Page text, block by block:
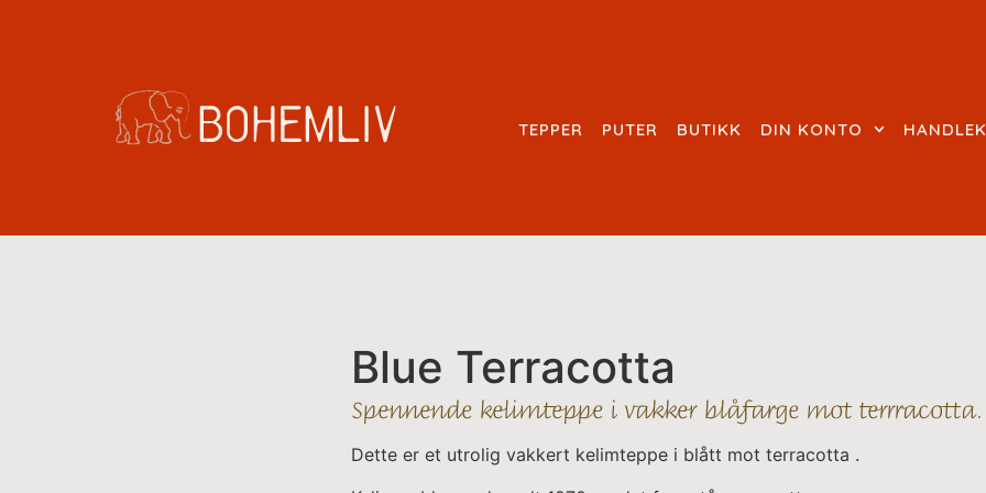
TEPPER PUTER BUTIKK DIN KONTO
Blue Terracotta
Spennende kelimteppe i vakker blåfarge mot terrracotta.
Dette er et utrolig vakkert kelimteppe i blått mot terracotta .